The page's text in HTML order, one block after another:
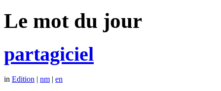
Le mot du jour
partagiciel
in Edition | nm | en